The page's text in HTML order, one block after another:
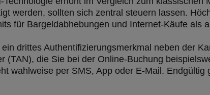
werden, sollten sich zentral steuern lassen.
für Bargeldabhebungen und Internet-Käufe als
drittes Authentifizierungsmerkmal neben der
(TAN), die Sie bei der Online-Buchung
wahlweise per SMS, App oder E-Mail. Endgültig